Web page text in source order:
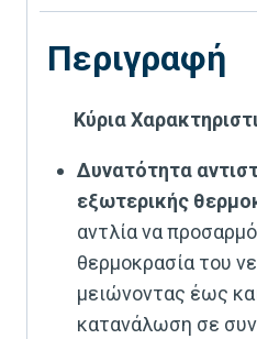
Περιγραφή
Κύρια
Δυνατότητα
εξωτερικής
αντλία να
θερμοκρασία του
μειώνοντας έως
κατανάλωση σε